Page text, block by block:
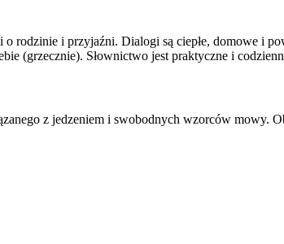
rodzinie i przyjaźni. Dialogi są ciepłe, domowe i
(grzecznie). Słownictwo jest praktyczne i
z jedzeniem i swobodnych wzorców mowy.